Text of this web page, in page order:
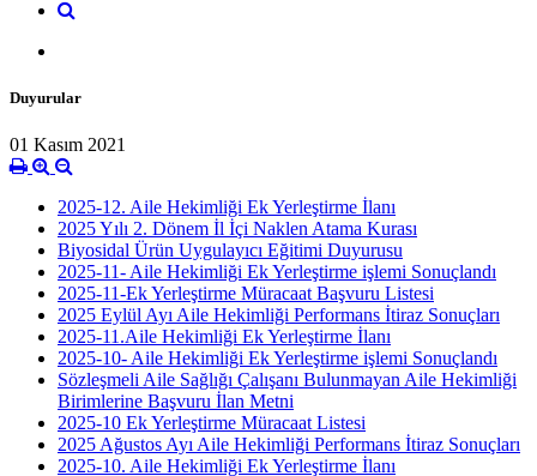
Duyurular
01 Kasım 2021
2025-12. Aile Hekimliği Ek Yerleştirme İlanı
2025 Yılı 2. Dönem İl İçi Naklen Atama Kurası
Biyosidal Ürün Uygulayıcı Eğitimi Duyurusu
2025-11- Aile Hekimliği Ek Yerleştirme işlemi Sonuçlandı
2025-11-Ek Yerleştirme Müracaat Başvuru Listesi
2025 Eylül Ayı Aile Hekimliği Performans İtiraz Sonuçları
2025-11.Aile Hekimliği Ek Yerleştirme İlanı
2025-10- Aile Hekimliği Ek Yerleştirme işlemi Sonuçlandı
Sözleşmeli Aile Sağlığı Çalışanı Bulunmayan Aile Hekimliği
Birimlerine Başvuru İlan Metni
2025-10 Ek Yerleştirme Müracaat Listesi
2025 Ağustos Ayı Aile Hekimliği Performans İtiraz Sonuçları
2025-10. Aile Hekimliği Ek Yerleştirme İlanı